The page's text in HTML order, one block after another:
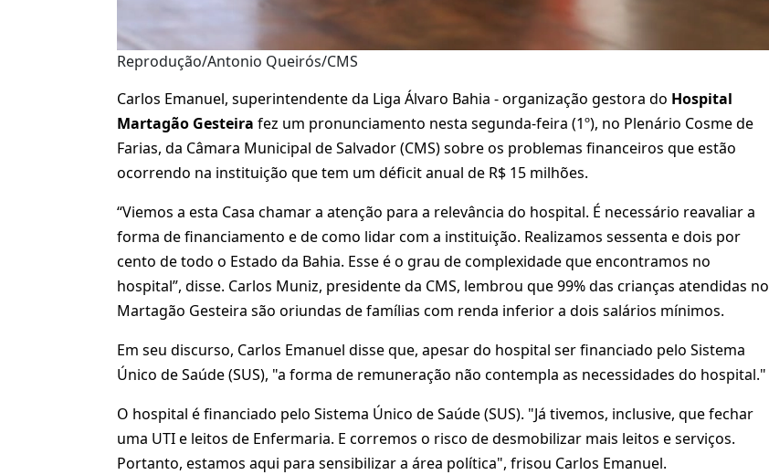
Reprodução/Antonio Queirós/CMS
Carlos Emanuel, superintendente da Liga Álvaro Bahia - organização gestora do Hospital
Martagão Gesteira fez um pronunciamento nesta segunda-feira (1º), no Plenário Cosme de
Farias, da Câmara Municipal de Salvador (CMS) sobre os problemas financeiros que estão
ocorrendo na instituição que tem um déficit anual de R$ 15 milhões.
“Viemos a esta Casa chamar a atenção para a relevância do hospital. É necessário reavaliar a
forma de financiamento e de como lidar com a instituição. Realizamos sessenta e dois por
cento de todo o Estado da Bahia. Esse é o grau de complexidade que encontramos no
hospital”, disse. Carlos Muniz, presidente da CMS, lembrou que 99% das crianças atendidas no
Martagão Gesteira são oriundas de famílias com renda inferior a dois salários mínimos.
Em seu discurso, Carlos Emanuel disse que, apesar do hospital ser financiado pelo Sistema
Único de Saúde (SUS), "a forma de remuneração não contempla as necessidades do hospital."
O hospital é financiado pelo Sistema Único de Saúde (SUS). "Já tivemos, inclusive, que fechar
uma UTI e leitos de Enfermaria. E corremos o risco de desmobilizar mais leitos e serviços.
Portanto, estamos aqui para sensibilizar a área política", frisou Carlos Emanuel.